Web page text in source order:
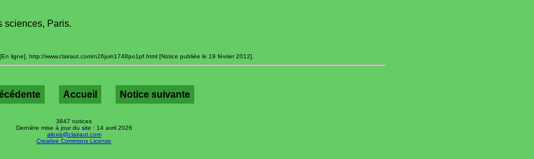
sciences, Paris.
[En ligne], http://www.clairaut.com/n26juin1748po1pf.html [Notice publiée le 19 février 2012].
Accueil Notice suivante
3847 notices
Dernière mise à jour du site : 14 avril 2026
alexis@clairaut.com
Creative Commons License